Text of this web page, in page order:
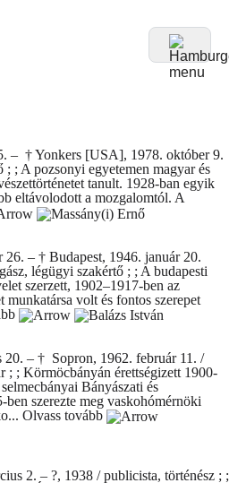
– † Yonkers [USA], 1978. október 9.
; ; A pozsonyi egyetemen magyar és
tanult. 1928-ban egyik
eltávolodott a mozgalomtól. A
– † Budapest, 1946. január 20.
légügyi szakértő ; ; A budapesti
szerzett, 1902–1917-ben az
volt és fontos szerepet
– † Sopron, 1962. február 11. /
; ; Körmöcbányán érettségizett 1900-
Bányászati és
szerezte meg vaskohómérnöki
Olvass tovább
2. – ?, 1938 / publicista, történész ; ;